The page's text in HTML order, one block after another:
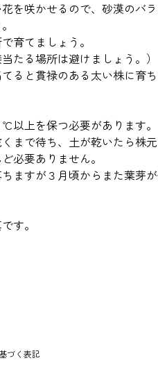
を咲かせるので、砂漠のバ
育てましょう。
たる場所は避けましょう。）
ると貫禄のある太い株に育ち
以上を保つ必要があります。
まで待ち、土が乾いたら株元
ありません。
ますが３月頃からまた葉芽
す。
づく表記